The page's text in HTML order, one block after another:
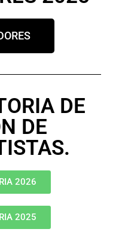
DE
DE
2026
2025